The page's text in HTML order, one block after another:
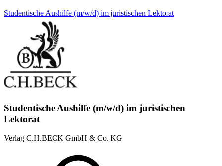
Studentische Aushilfe (m/w/d) im juristischen Lektorat
Studentische Aushilfe (m/w/d) im juristischen
Lektorat
Verlag C.H.BECK GmbH & Co. KG